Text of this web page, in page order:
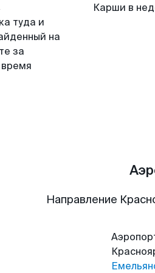
туда и
на
за
Карши в
Направление